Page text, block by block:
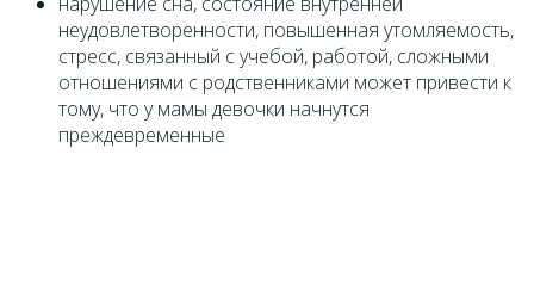
неудовлетворенности, повышенная утомляемость,
стресс, связанный с учебой, работой, сложными
отношениями с родственниками может привести к
тому, что у мамы девочки начнутся
преждевременные